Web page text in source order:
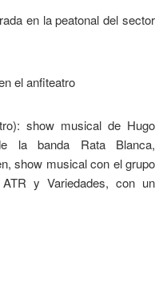
en la peatonal del sector
el anfiteatro
show musical de Hugo
la banda Rata Blanca,
show musical con el grupo
y Variedades, con un